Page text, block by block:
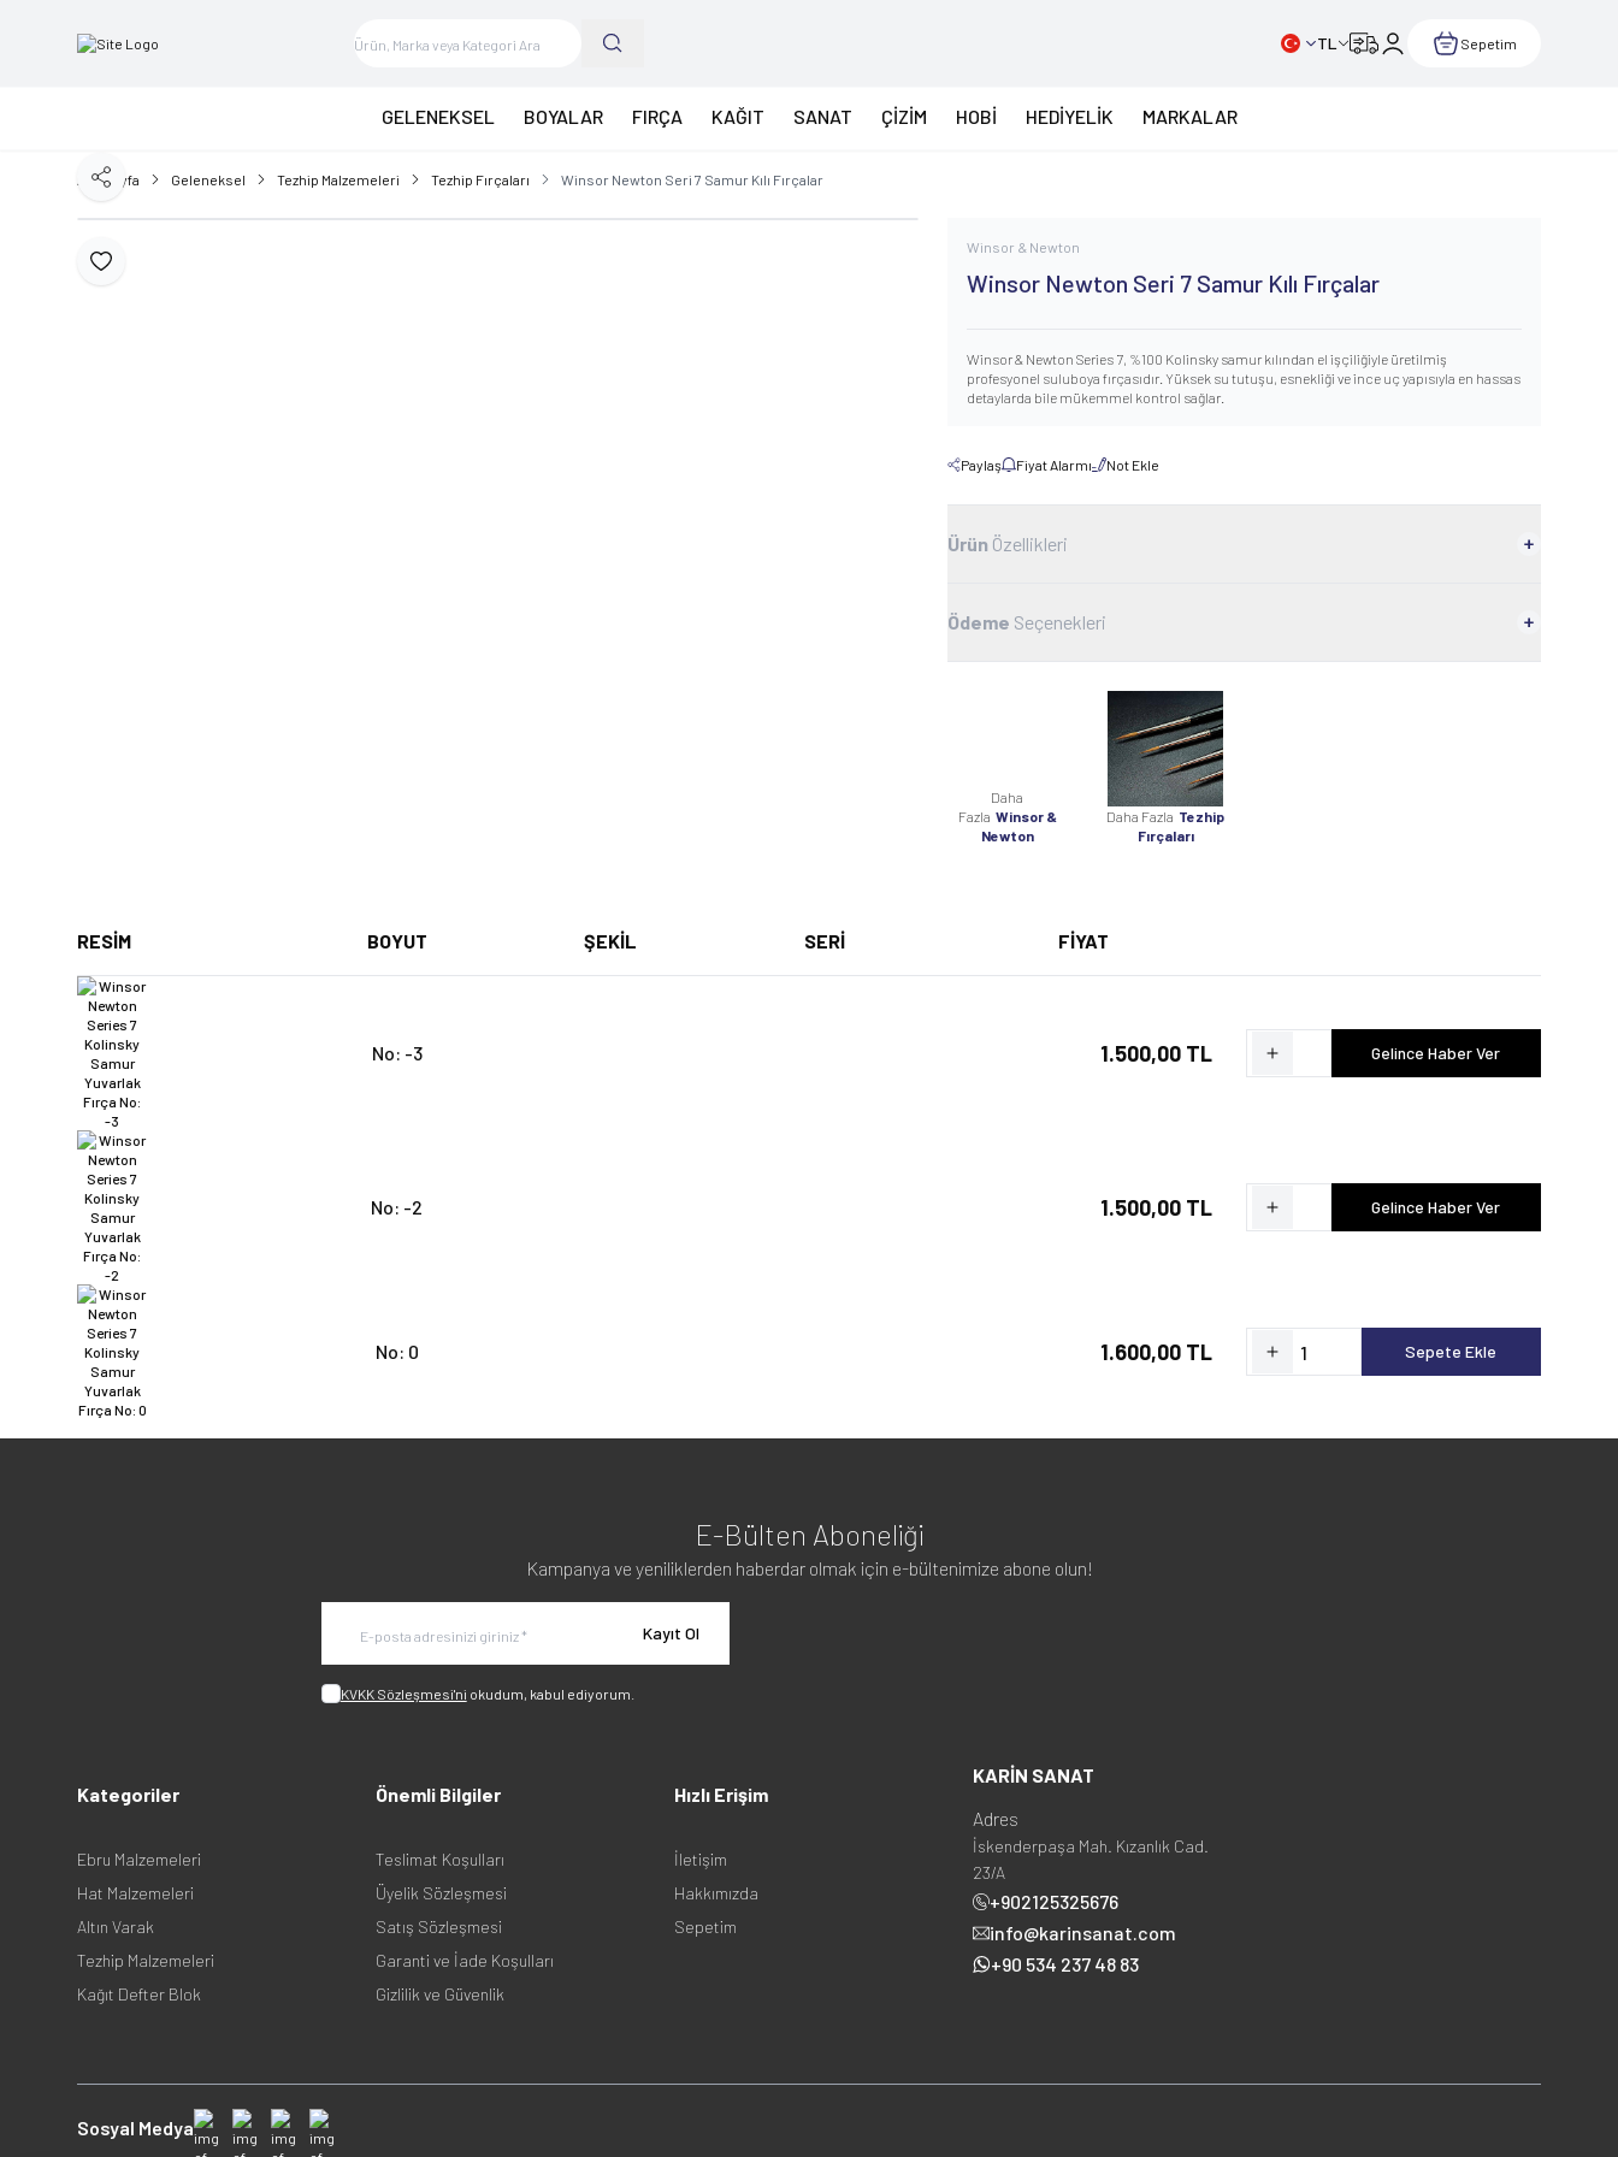
TL Sepetim
GELENEKSEL BOYALAR FIRÇA KAĞIT SANAT ÇİZİM HOBİ HEDİYELİK MARKALAR
Ana Sayfa Geleneksel Tezhip Malzemeleri Tezhip Fırçaları Winsor Newton Seri 7 Samur Kılı Fırçalar
Favoriye Ekle
Paylaş
Winsor & Newton
Winsor Newton Seri 7 Samur Kılı Fırçalar
Winsor & Newton Series 7, %100 Kolinsky samur kılından el işçiliğiyle üretilmiş
profesyonel suluboya fırçasıdır. Yüksek su tutuşu, esnekliği ve ince uç yapısıyla en hassas
detaylarda bile mükemmel kontrol sağlar.
Paylaş Fiyat Alarmı Not Ekle
Ürün Özellikleri
Ödeme Seçenekleri
Daha
Fazla Winsor &
Newton
Daha Fazla Tezhip
Fırçaları
RESİM BOYUT ŞEKİL SERİ FİYAT
No: -3 1.500,00 TL Gelince Haber Ver
No: -2 1.500,00 TL Gelince Haber Ver
No: 0 1.600,00 TL Sepete Ekle
E-Bülten Aboneliği
Kampanya ve yeniliklerden haberdar olmak için e-bültenimize abone olun!
Kayıt Ol
KVKK Sözleşmesi'ni okudum, kabul ediyorum.
Kategoriler
Ebru Malzemeleri
Hat Malzemeleri
Altın Varak
Tezhip Malzemeleri
Kağıt Defter Blok
Önemli Bilgiler
Teslimat Koşulları
Üyelik Sözleşmesi
Satış Sözleşmesi
Garanti ve İade Koşulları
Gizlilik ve Güvenlik
Hızlı Erişim
İletişim
Hakkımızda
Sepetim
KARİN SANAT
Adres
İskenderpaşa Mah. Kızanlık Cad.
23/A
+902125325676
info@karinsanat.com
+90 534 237 48 83
Sosyal Medya